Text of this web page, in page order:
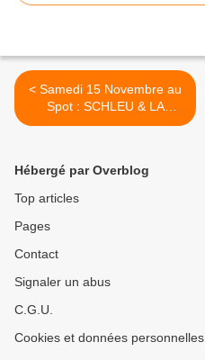
< Samedi 15 Novembre au
Spot : SCHLEU & LA
COUPURE
Hébergé par Overblog
Top articles
Pages
Contact
Signaler un abus
C.G.U.
Cookies et données personnelles